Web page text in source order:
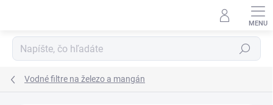
Hľadať
Vodné filtre na železo a mangán